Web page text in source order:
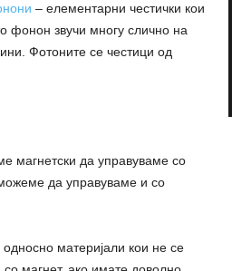
– елементарни честички кои
фонон звучи многу слично на
Фотоните се честици од
магнетски да управуваме со
да управуваме и со
материјали кои не се